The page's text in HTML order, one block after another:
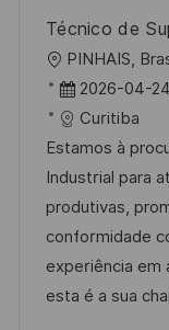
Técnico de
U
b
c
a
c
i
ó
n
PINHAIS,
F
e
c
h
a
d
e
p
2026-04-24
Curitiba
Estamos à
Industrial para
produtivas,
conformidade
experiência em
esta é a sua